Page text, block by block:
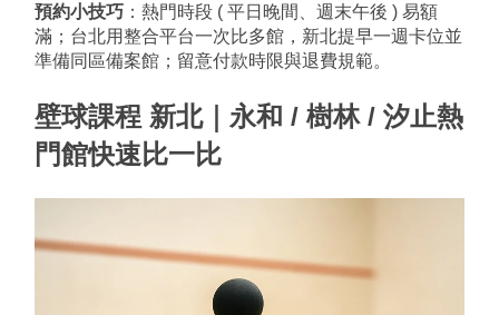
預約小技巧 ：熱門時段 ( 平日晚間、週末午後 ) 易額
滿；台北用整合平台一次比多館，新北提早一週卡位並
準備同區備案館；留意付款時限與退費規範。
壁球課程 新北｜永和 / 樹林 / 汐止熱
門館快速比一比